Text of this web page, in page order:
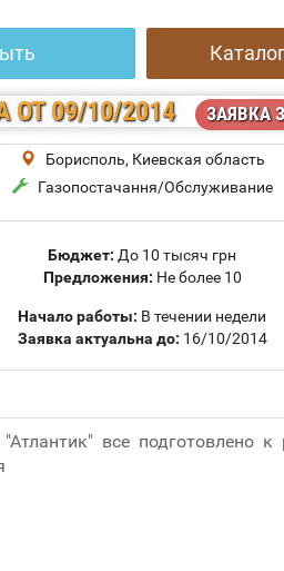
ОТ 09/10/2014 ЗАЯВКА
Борисполь, Киевская область
Газопостачання/Обслуживание
Бюджет: До 10 тысяч грн
Предложения: Не более 10
Начало работы: В течении недели
Заявка актуальна до: 16/10/2014
все подготовлено к